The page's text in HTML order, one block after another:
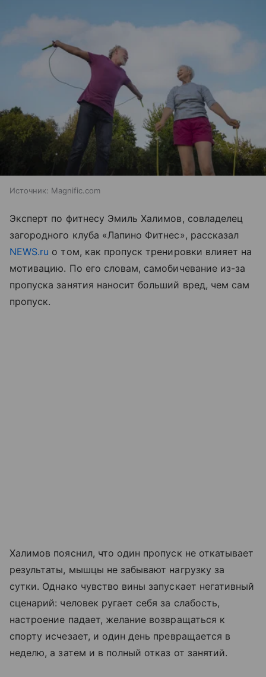
Источник: Magnific.com
Эксперт по фитнесу Эмиль Халимов, совладелец
загородного клуба «Лапино Фитнес», рассказал
NEWS.ru о том, как пропуск тренировки влияет на
мотивацию. По его словам, самобичевание из-за
пропуска занятия наносит больший вред, чем сам
пропуск.
Халимов пояснил, что один пропуск не откатывает
результаты, мышцы не забывают нагрузку за
сутки. Однако чувство вины запускает негативный
сценарий: человек ругает себя за слабость,
настроение падает, желание возвращаться к
спорту исчезает, и один день превращается в
неделю, а затем и в полный отказ от занятий.